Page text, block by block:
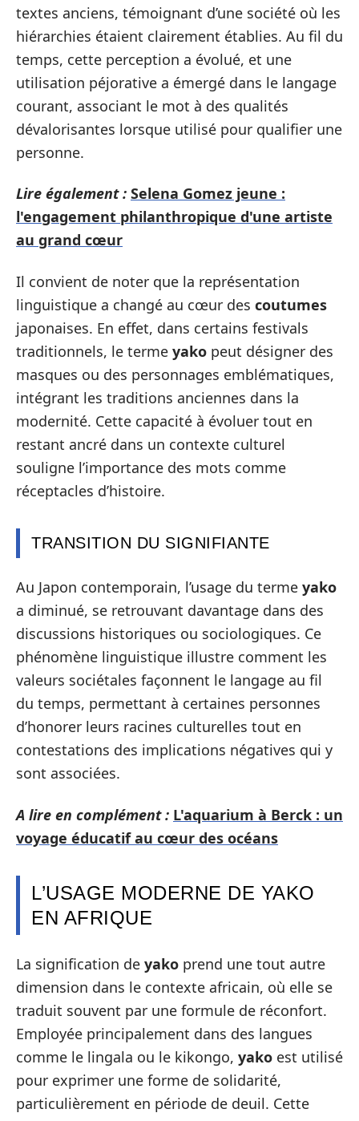
textes anciens, témoignant d’une société où les
hiérarchies étaient clairement établies. Au fil du
temps, cette perception a évolué, et une
utilisation péjorative a émergé dans le langage
courant, associant le mot à des qualités
dévalorisantes lorsque utilisé pour qualifier une
personne.
Lire également : Selena Gomez jeune :
l'engagement philanthropique d'une artiste
au grand cœur
Il convient de noter que la représentation
linguistique a changé au cœur des coutumes
japonaises. En effet, dans certains festivals
traditionnels, le terme yako peut désigner des
masques ou des personnages emblématiques,
intégrant les traditions anciennes dans la
modernité. Cette capacité à évoluer tout en
restant ancré dans un contexte culturel
souligne l’importance des mots comme
réceptacles d’histoire.
TRANSITION DU SIGNIFIANTE
Au Japon contemporain, l’usage du terme yako
a diminué, se retrouvant davantage dans des
discussions historiques ou sociologiques. Ce
phénomène linguistique illustre comment les
valeurs sociétales façonnent le langage au fil
du temps, permettant à certaines personnes
d’honorer leurs racines culturelles tout en
contestations des implications négatives qui y
sont associées.
A lire en complément : L'aquarium à Berck : un
voyage éducatif au cœur des océans
L’USAGE MODERNE DE YAKO
EN AFRIQUE
La signification de yako prend une tout autre
dimension dans le contexte africain, où elle se
traduit souvent par une formule de réconfort.
Employée principalement dans des langues
comme le lingala ou le kikongo, yako est utilisé
pour exprimer une forme de solidarité,
particulièrement en période de deuil. Cette